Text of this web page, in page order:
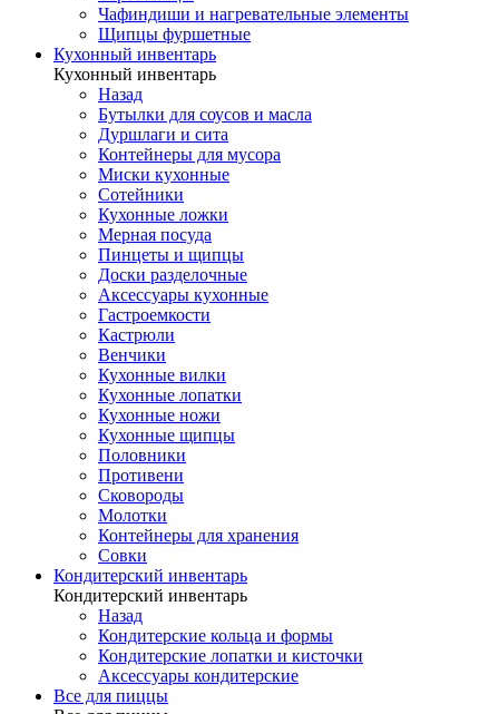
Чафиндиши и нагревательные элементы
Щипцы фуршетные
Кухонный инвентарь
Кухонный инвентарь
Назад
Бутылки для соусов и масла
Дуршлаги и сита
Контейнеры для мусора
Миски кухонные
Сотейники
Кухонные ложки
Мерная посуда
Пинцеты и щипцы
Доски разделочные
Аксессуары кухонные
Гастроемкости
Кастрюли
Венчики
Кухонные вилки
Кухонные лопатки
Кухонные ножи
Кухонные щипцы
Половники
Противени
Сковороды
Молотки
Контейнеры для хранения
Совки
Кондитерский инвентарь
Кондитерский инвентарь
Назад
Кондитерские кольца и формы
Кондитерские лопатки и кисточки
Аксессуары кондитерские
Все для пиццы